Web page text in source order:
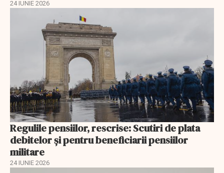
24 IUNIE 2026
Regulile pensiilor, rescrise: Scutiri de plata
debitelor și pentru beneficiarii pensiilor
militare
24 IUNIE 2026